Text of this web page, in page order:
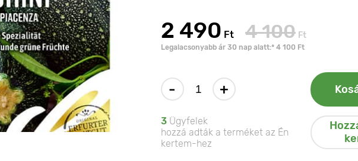
2 490 Ft 4 100 Ft
Legalacsonyabb ár 30 nap alatt:* 4 100 Ft
- +
3 Ügyfelek
hozzá adták a terméket az Én
kertem-hez